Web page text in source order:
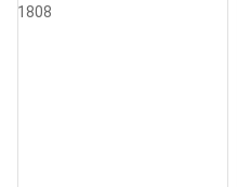
1808